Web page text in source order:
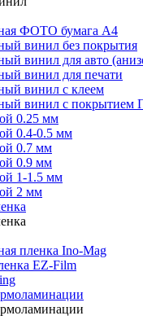
ФОТО бумага А4
винил без покрытия
винил для авто
винил для печати
винил с клеем
винил с покрытием
0.25 мм
0.4-0.5 мм
0.7 мм
0.9 мм
1-1.5 мм
2 мм
пленка Ino-Mag
EZ-Film